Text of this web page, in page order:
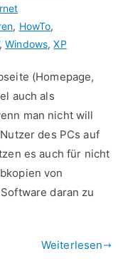
, HowTo,
Windows,XP
(Homepage,
auch als
man nicht will
des PCs auf
es auch für nicht
von
daran zu
Weiterlesen